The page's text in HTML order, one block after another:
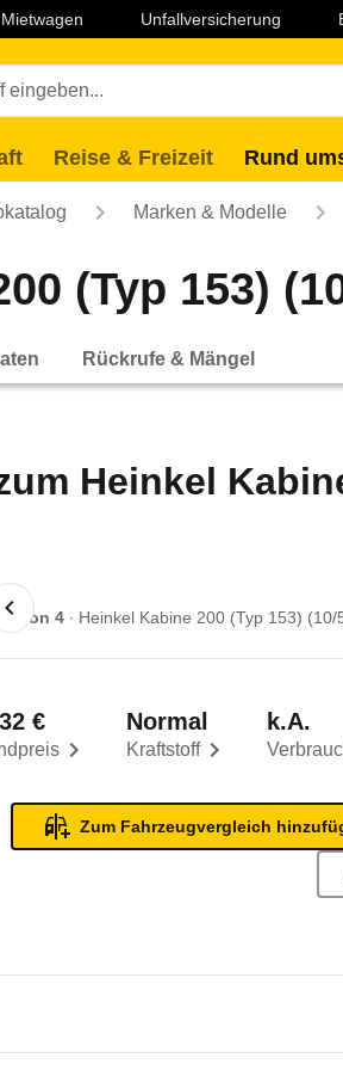
Mietwagen Unfallversicherung
Reise & Freizeit Rund
Marken & Modelle
(Typ 153)
Rückrufe & Mängel
Heinkel
1 von 4 Heinkel Kabine 200 (Typ 153) (10/
€
Kraftstoff
Normal k.A.
Zum Fahrzeugvergleich